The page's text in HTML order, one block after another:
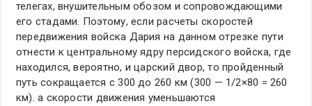
телегах, внушительным обозом и сопровождающими
его стадами. Поэтому, если расчеты скоростей
передвижения войска Дария на данном отрезке пути
отнести к центральному ядру персидского войска, где
находился, вероятно, и царский двор, то пройденный
путь сокращается с 300 до 260 км (300 — 1/2×80 = 260
км). а скорости движения уменьшаются